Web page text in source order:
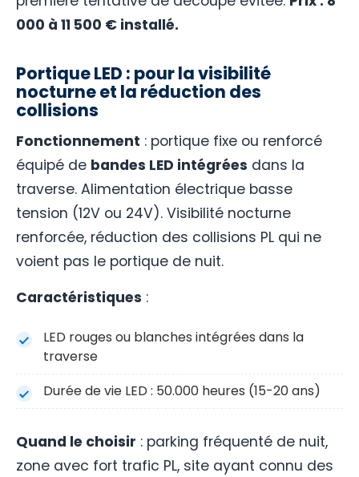
000 à 11 500 € installé.
Portique LED : pour la visibilité
nocturne et la réduction des
collisions
Fonctionnement : portique fixe ou renforcé
équipé de bandes LED intégrées dans la
traverse. Alimentation électrique basse
tension (12V ou 24V). Visibilité nocturne
renforcée, réduction des collisions PL qui ne
voient pas le portique de nuit.
Caractéristiques :
LED rouges ou blanches intégrées dans la
traverse
Durée de vie LED : 50.000 heures (15-20 ans)
Quand le choisir : parking fréquenté de nuit,
zone avec fort trafic PL, site ayant connu des